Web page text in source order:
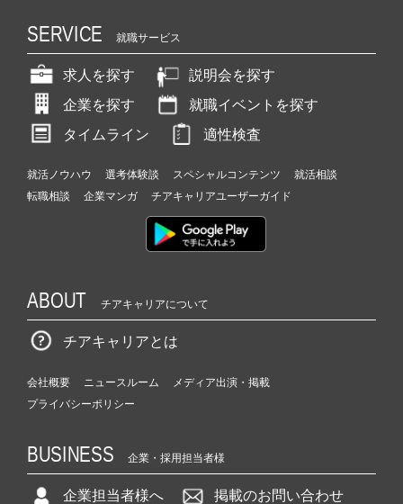
SERVICE 就職サービス
求人を探す
説明会を探す
企業を探す
就職イベントを探す
タイムライン
適性検査
就活ノウハウ 選考体験談 スペシャルコンテンツ
就活相談
転職相談
企業マンガ チアキャリアユーザーガイド
ABOUT チアキャリアについて
チアキャリアとは
会社概要 ニュースルーム
メディア出演・掲載
プライバシーポリシー
BUSINESS 企業・採用担当者様
企業担当者様へ 掲載のお問い合わせ